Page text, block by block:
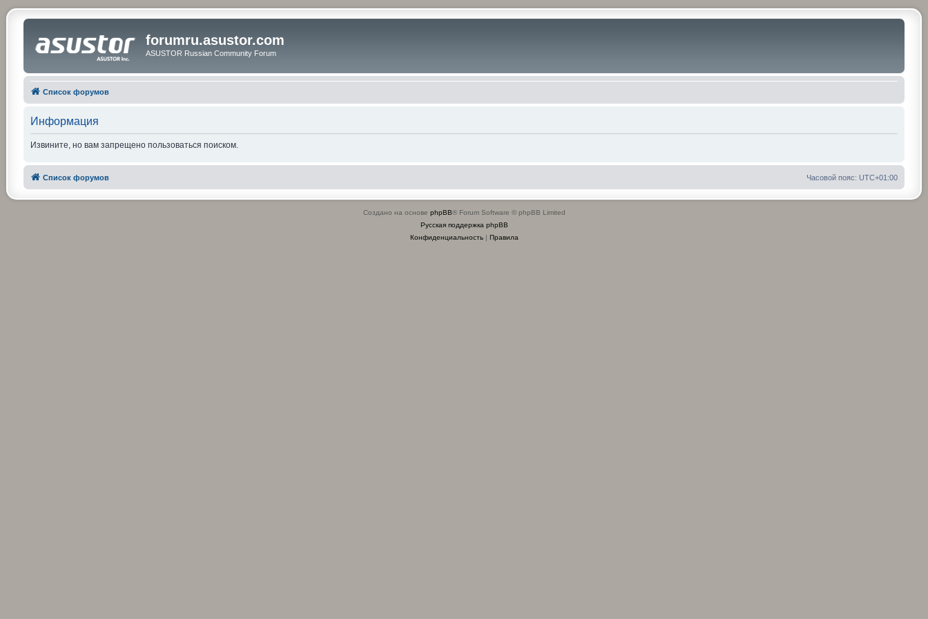
forumru.asustor.com
ASUSTOR Russian Community Forum
Список форумов
Информация
Извините, но вам запрещено пользоваться поиском.
Список форумов Часовой пояс: UTC+01:00
Создано на основе phpBB® Forum Software © phpBB Limited
Русская поддержка phpBB
Конфиденциальность| Правила